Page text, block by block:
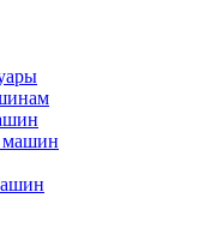
машин